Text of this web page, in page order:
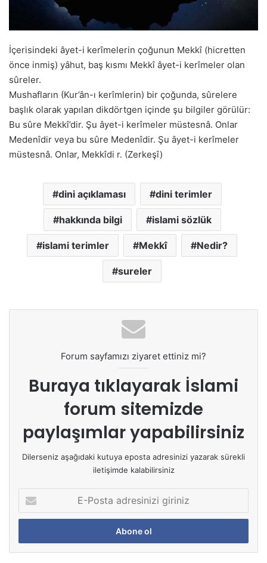
İçerisindeki âyet-i kerîmelerin çoğunun Mekkî (hicretten
önce inmiş) yâhut, baş kısmı Mekkî âyet-i kerîmeler olan
sûreler.
Mushafların (Kur’ân-ı kerîmlerin) bir çoğunda, sûrelere
başlık olarak yapılan dikdörtgen içinde şu bilgiler görülür:
Bu sûre Mekkî’dir. Şu âyet-i kerîmeler müstesnâ. Onlar
Medenîdir veya bu sûre Medenîdir. Şu âyet-i kerîmeler
müstesnâ. Onlar, Mekkîdi r. (Zerkeşî)
dini açıklaması dini terimler
hakkında bilgi islami sözlük
islami terimler Mekkî Nedir?
sureler
Forum sayfamızı ziyaret ettiniz mi?
Buraya tıklayarak İslami
forum sitemizde
paylaşımlar yapabilirsiniz
Dilerseniz aşağıdaki kutuya eposta adresinizi yazarak sürekli
iletişimde kalabilirsiniz
P
s